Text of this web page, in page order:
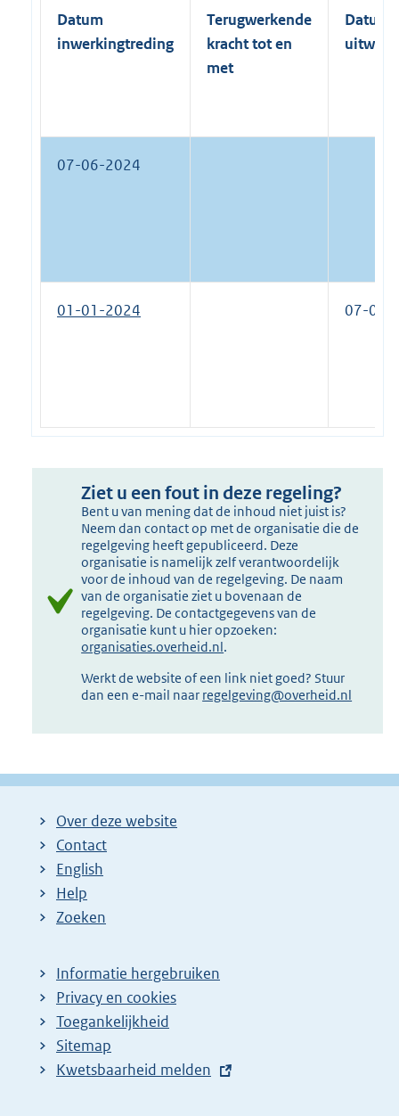
Datum
inwerkingtreding
Terugwerkende
kracht tot en
met
Datum
07-06-2024
01-01-2024 07-06-
Ziet u een fout in deze regeling?
Bent u van mening dat de inhoud niet juist is?
Neem dan contact op met de organisatie die de
regelgeving heeft gepubliceerd. Deze
organisatie is namelijk zelf verantwoordelijk
voor de inhoud van de regelgeving. De naam
van de organisatie ziet u bovenaan de
regelgeving. De contactgegevens van de
organisatie kunt u hier opzoeken:
organisaties.overheid.nl.
Werkt de website of een link niet goed? Stuur
dan een e-mail naar regelgeving@overheid.nl
Over deze website
Contact
English
Help
Zoeken
Informatie hergebruiken
Privacy en cookies
Toegankelijkheid
Sitemap
E
Kwetsbaarheid melden